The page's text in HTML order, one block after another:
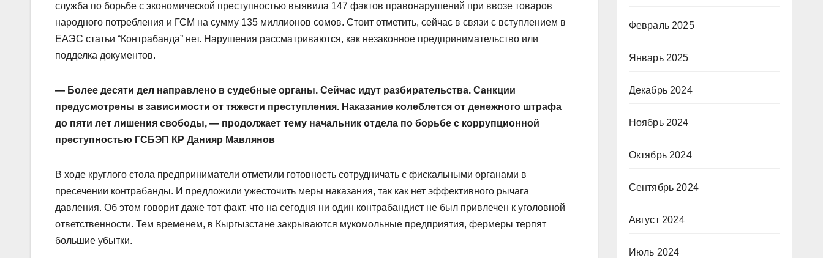
служба по борьбе с экономической преступностью выявила 147 фактов правонарушений при ввозе товаров
народного потребления и ГСМ на сумму 135 миллионов сомов. Стоит отметить, сейчас в связи с вступлением в
ЕАЭС статьи “Контрабанда” нет. Нарушения рассматриваются, как незаконное предпринимательство или
подделка документов.
— Более десяти дел направлено в судебные органы. Сейчас идут разбирательства. Санкции
предусмотрены в зависимости от тяжести преступления. Наказание колеблется от денежного штрафа
до пяти лет лишения свободы, — продолжает тему начальник отдела по борьбе с коррупционной
преступностью ГСБЭП КР Данияр Мавлянов
В ходе круглого стола предприниматели отметили готовность сотрудничать с фискальными органами в
пресечении контрабанды. И предложили ужесточить меры наказания, так как нет эффективного рычага
давления. Об этом говорит даже тот факт, что на сегодня ни один контрабандист не был привлечен к уголовной
ответственности. Тем временем, в Кыргызстане закрываются мукомольные предприятия, фермеры терпят
большие убытки.
Февраль 2025
Январь 2025
Декабрь 2024
Ноябрь 2024
Октябрь 2024
Сентябрь 2024
Август 2024
Июль 2024